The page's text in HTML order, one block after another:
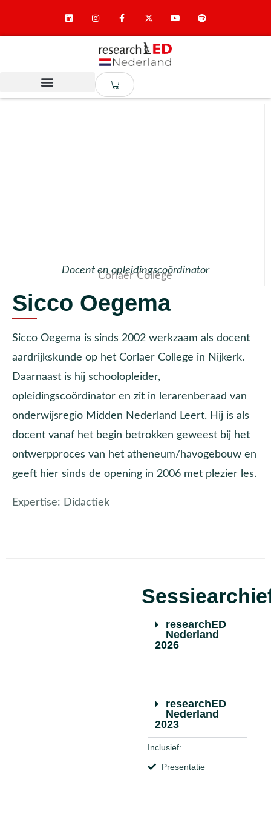
Docent en opleidingscoördinator
Corlaer College
Sicco Oegema
Sicco Oegema is sinds 2002 werkzaam als docent
aardrijkskunde op het Corlaer College in Nijkerk.
Daarnaast is hij schoolopleider,
opleidingscoördinator en zit in lerarenberaad van
onderwijsregio Midden Nederland Leert. Hij is als
docent vanaf het begin betrokken geweest bij het
ontwerpproces van het atheneum/havogebouw en
geeft hier sinds de opening in 2006 met plezier les.
Expertise: Didactiek
researchED
Nederland
2026
researchED
Nederland
2023
Inclusief:
Presentatie